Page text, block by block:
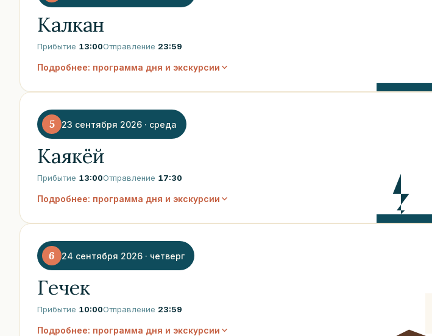
Калкан
Прибытие 13:00Отправление 23:59
Подробнее: программа дня и экскурсии
5 23 сентября 2026 · среда
Каякёй
Прибытие 13:00Отправление 17:30
Подробнее: программа дня и экскурсии
6 24 сентября 2026 · четверг
Гечек
Прибытие 10:00Отправление 23:59
Подробнее: программа дня и экскурсии